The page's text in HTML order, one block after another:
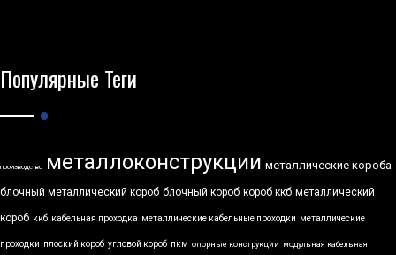
Популярные Теги
производство металлоконструкции металлические короба
блочный металлический короб блочный короб короб ккб металлический
короб ккб кабельная проходка металлические кабельные проходки металлические
проходки плоский короб угловой короб пкм опорные конструкции модульная кабельная